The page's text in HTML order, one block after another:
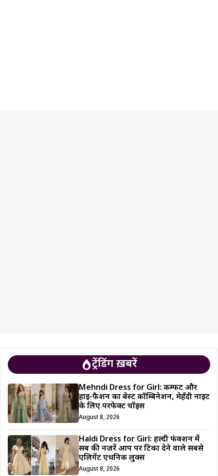
ट्रेंडिंग ख़बरें
Mehndi Dress for Girl: कम्फर्ट और
हाई-फैशन का बेस्ट कॉम्बिनेशन, मेहँदी नाइट
के लिए परफेक्ट चॉइस
August 8, 2026
Haldi Dress for Girl: हल्दी फंक्शन में
सब की नज़रें आप पर टिका देने वाले सबसे
एलिगेंट एथनिक लुक्स
August 8, 2026